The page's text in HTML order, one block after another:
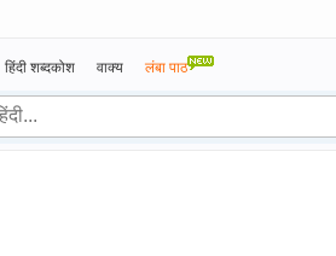
हिंदी शब्दकोश वाक्य लंबा पाठ